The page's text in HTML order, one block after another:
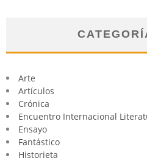
Arte
Artículos
Crónica
Encuentro Internacional
Ensayo
Fantástico
Historieta